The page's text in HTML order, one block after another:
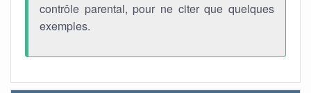
contrôle parental, pour ne citer que quelques
exemples.